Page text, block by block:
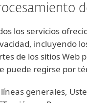
los servicios
incluyendo
de los sitios Web
puede regirse por
líneas generales,